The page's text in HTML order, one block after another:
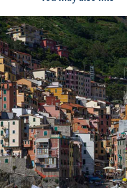
Italie - Cinq Terres
2012